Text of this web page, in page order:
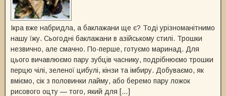
Ікра вже набридла, а баклажани ще є? Тоді урізноманітнимо
нашу їжу. Сьогодні баклажани в азійському стилі. Трошки
незвично, але смачно. По-перше, готуємо маринад. Для
цього вичавлюємо пару зубців часнику, подрібнюємо трошки
перцю чілі, зеленої цибулі, кінзи та імбиру. Добуваємо, як
вміємо, сік з половинки лайму, або беремо пару ложок
рисового оцту — того, який для […]